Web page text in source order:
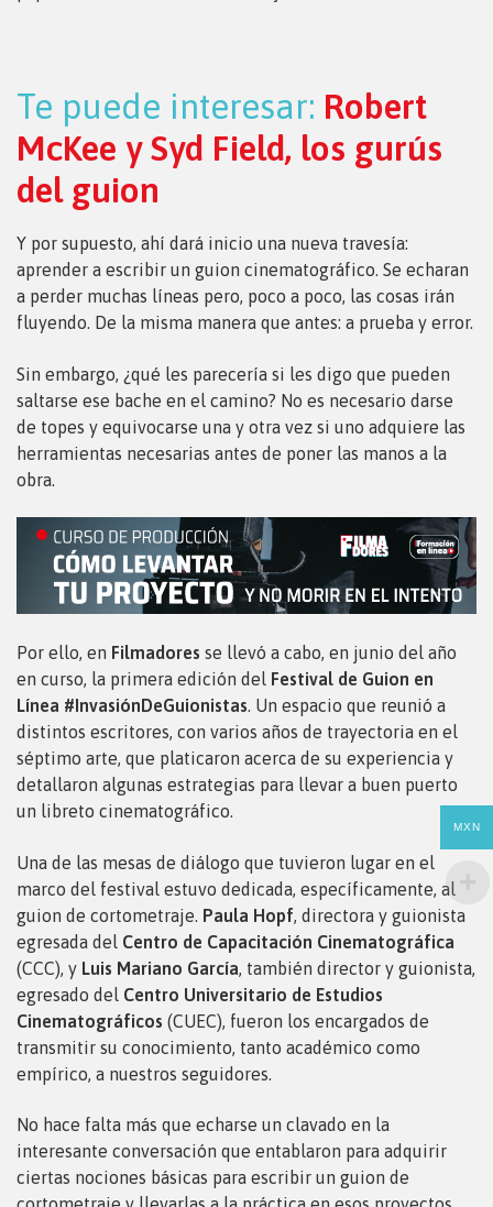
Te puede interesar: Robert
McKee y Syd Field, los gurús
del guion
Y por supuesto, ahí dará inicio una nueva travesía:
aprender a escribir un guion cinematográfico. Se echaran
a perder muchas líneas pero, poco a poco, las cosas irán
fluyendo. De la misma manera que antes: a prueba y error.
Sin embargo, ¿qué les parecería si les digo que pueden
saltarse ese bache en el camino? No es necesario darse
de topes y equivocarse una y otra vez si uno adquiere las
herramientas necesarias antes de poner las manos a la
obra.
Por ello, en Filmadores se llevó a cabo, en junio del año
en curso, la primera edición del Festival de Guion en
Línea #InvasiónDeGuionistas. Un espacio que reunió a
distintos escritores, con varios años de trayectoria en el
séptimo arte, que platicaron acerca de su experiencia y
detallaron algunas estrategias para llevar a buen puerto
un libreto cinematográfico.
Una de las mesas de diálogo que tuvieron lugar en el
marco del festival estuvo dedicada, específicamente, al
guion de cortometraje. Paula Hopf , directora y guionista
egresada del Centro de Capacitación Cinematográfica
(CCC), y Luis Mariano García , también director y guionista,
egresado del Centro Universitario de Estudios
Cinematográficos (CUEC), fueron los encargados de
transmitir su conocimiento, tanto académico como
empírico, a nuestros seguidores.
No hace falta más que echarse un clavado en la
interesante conversación que entablaron para adquirir
ciertas nociones básicas para escribir un guion de
MXN